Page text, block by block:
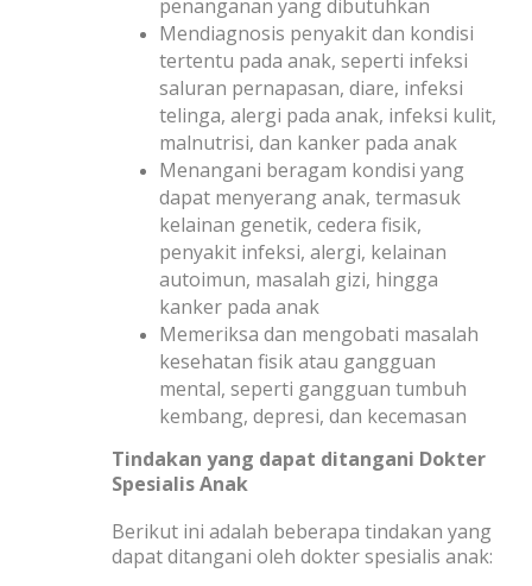
penanganan yang dibutuhkan
Mendiagnosis penyakit dan kondisi
tertentu pada anak, seperti infeksi
saluran pernapasan, diare, infeksi
telinga, alergi pada anak, infeksi kulit,
malnutrisi, dan kanker pada anak
Menangani beragam kondisi yang
dapat menyerang anak, termasuk
kelainan genetik, cedera fisik,
penyakit infeksi, alergi, kelainan
autoimun, masalah gizi, hingga
kanker pada anak
Memeriksa dan mengobati masalah
kesehatan fisik atau gangguan
mental, seperti gangguan tumbuh
kembang, depresi, dan kecemasan
Tindakan yang dapat ditangani Dokter
Spesialis Anak
Berikut ini adalah beberapa tindakan yang
dapat ditangani oleh dokter spesialis anak: